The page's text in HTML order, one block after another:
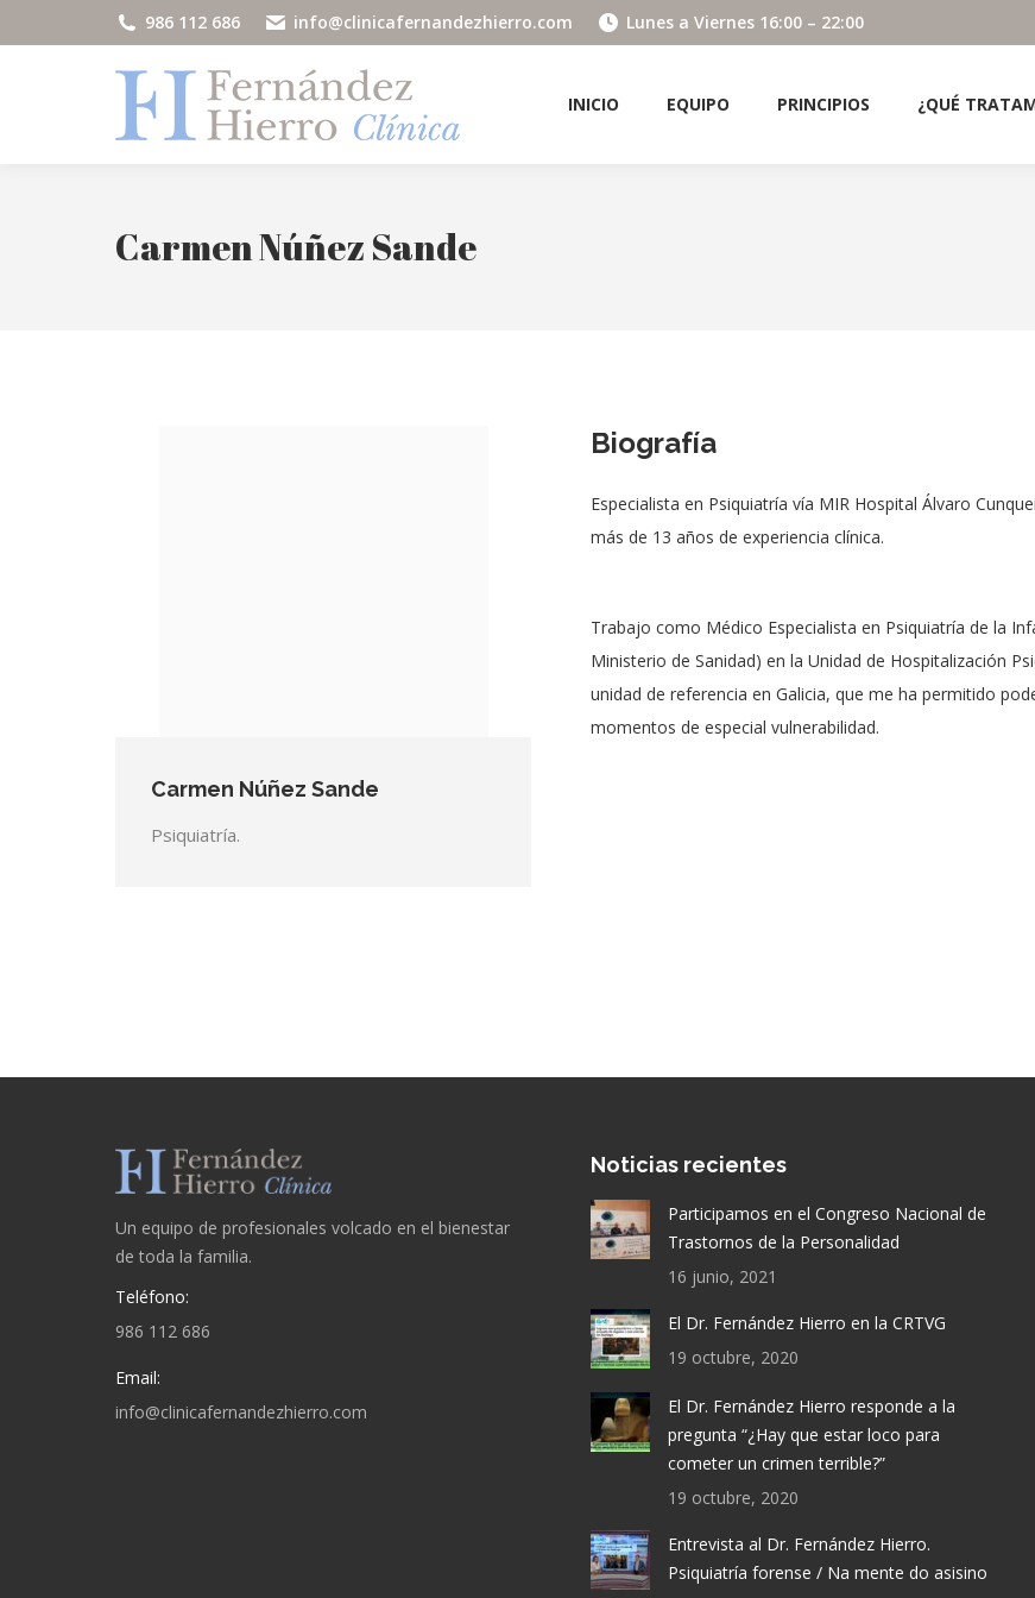
986 112 686 info@clinicafernandezhierro.com Lunes a Viernes 16:00 – 22:00
INICIO EQUIPO PRINCIPIOS ¿QUÉ
Carmen Núñez Sande
Carmen Núñez Sande
Psiquiatría.
Biografía
Especialista en Psiquiatría vía MIR Hospital Álvaro
más de 13 años de experiencia clínica.
Trabajo como Médico Especialista en Psiquiatría de la
Ministerio de Sanidad) en la Unidad de Hospitalización
unidad de referencia en Galicia, que me ha permitido
momentos de especial vulnerabilidad.
Un equipo de profesionales volcado en el bienestar
de toda la familia.
Teléfono:
986 112 686
Email:
info@clinicafernandezhierro.com
Noticias recientes
Participamos en el Congreso Nacional de
Trastornos de la Personalidad
16 junio, 2021
El Dr. Fernández Hierro en la CRTVG
19 octubre, 2020
El Dr. Fernández Hierro responde a la
pregunta “¿Hay que estar loco para
cometer un crimen terrible?”
19 octubre, 2020
Entrevista al Dr. Fernández Hierro.
Psiquiatría forense / Na mente do asisino
INICIO EQUIPO PRINCIPIOS